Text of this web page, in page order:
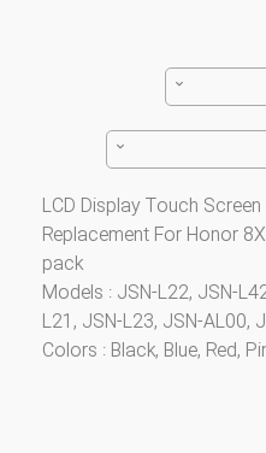
LCD Display Touch
Replacement For Honor
pack
​Models : JSN-L22, JSN-
L21, JSN-L23, JSN-AL00,
​Colors : Black, Blue, Red,